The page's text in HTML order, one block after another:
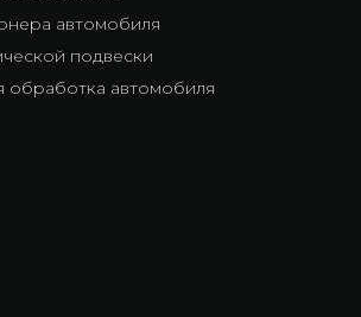
автомобиля
подвески
обработка автомобиля